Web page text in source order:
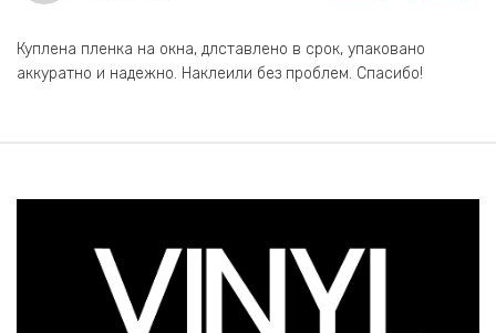
Куплена пленка на окна, длставлено в срок, упаковано
аккуратно и надежно. Наклеили без проблем. Спасибо!